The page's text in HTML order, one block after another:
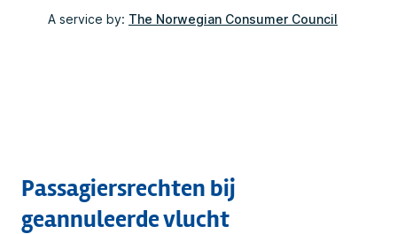
Passagiersrechten bij
geannuleerde vlucht